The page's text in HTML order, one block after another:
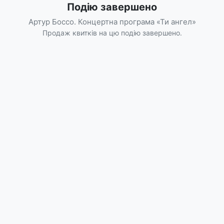
Подію завершено
Артур Боссо. Концертна програма «Ти ангел»
Продаж квитків на цю подію завершено.